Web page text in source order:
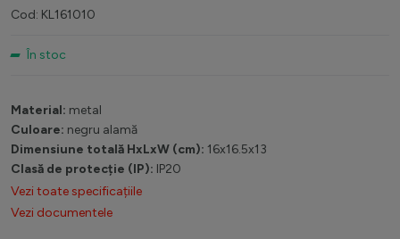
Cod: KL161010
În stoc
Material: metal
Culoare: negru alamă
Dimensiune totală HxLxW (cm): 16x16.5x13
Clasă de protecție (IP): IP20
Vezi toate specificațiile
Vezi documentele